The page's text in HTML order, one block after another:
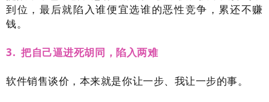
到位，最后就陷入谁便宜选谁的恶性竞争，累还不赚
钱。
3. 把自己逼进死胡同，陷入两难
软件销售谈价，本来就是你让一步、我让一步的事。